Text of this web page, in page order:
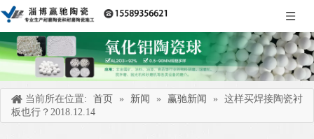
当前所在位置: 首页 » 新闻 » 赢驰新闻 »
这样买焊接陶瓷衬
板也行？2018.12.14